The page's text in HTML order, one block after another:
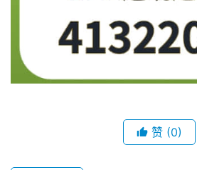
赞 (0)